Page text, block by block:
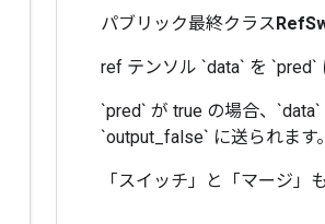
パブリック最終クラス
ref テンソル `data` を `pred`
`pred` が true の場合、
`output_false` に送られます。
「スイッチ」と「マージ」